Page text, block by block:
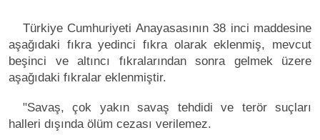
Türkiye Cumhuriyeti Anayasasının 38 inci maddesine
aşağıdaki fıkra yedinci fıkra olarak eklenmiş, mevcut
beşinci ve altıncı fıkralarından sonra gelmek üzere
aşağıdaki fıkralar eklenmiştir.
"Savaş, çok yakın savaş tehdidi ve terör suçları
halleri dışında ölüm cezası verilemez.